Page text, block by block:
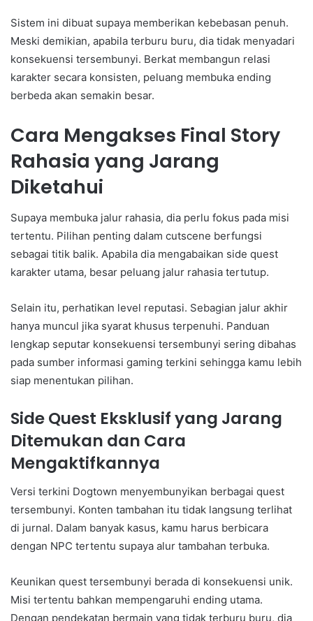
Sistem ini dibuat supaya memberikan kebebasan penuh.
Meski demikian, apabila terburu buru, dia tidak menyadari
konsekuensi tersembunyi. Berkat membangun relasi
karakter secara konsisten, peluang membuka ending
berbeda akan semakin besar.
Cara Mengakses Final Story
Rahasia yang Jarang
Diketahui
Supaya membuka jalur rahasia, dia perlu fokus pada misi
tertentu. Pilihan penting dalam cutscene berfungsi
sebagai titik balik. Apabila dia mengabaikan side quest
karakter utama, besar peluang jalur rahasia tertutup.
Selain itu, perhatikan level reputasi. Sebagian jalur akhir
hanya muncul jika syarat khusus terpenuhi. Panduan
lengkap seputar konsekuensi tersembunyi sering dibahas
pada sumber informasi gaming terkini sehingga kamu lebih
siap menentukan pilihan.
Side Quest Eksklusif yang Jarang
Ditemukan dan Cara
Mengaktifkannya
Versi terkini Dogtown menyembunyikan berbagai quest
tersembunyi. Konten tambahan itu tidak langsung terlihat
di jurnal. Dalam banyak kasus, kamu harus berbicara
dengan NPC tertentu supaya alur tambahan terbuka.
Keunikan quest tersembunyi berada di konsekuensi unik.
Misi tertentu bahkan mempengaruhi ending utama.
Dengan pendekatan bermain yang tidak terburu buru, dia